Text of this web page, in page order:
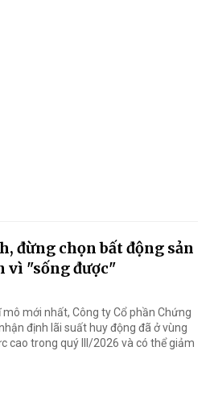
đừng chọn bất động sản
vì "sống được"
mới nhất, Công ty Cổ phần Chứng
định lãi suất huy động đã ở vùng
cao trong quý III/2026 và có thể giảm